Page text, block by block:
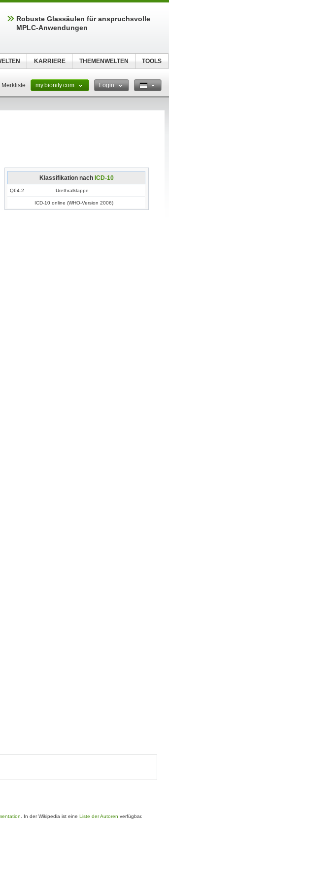
Merkliste my.bionity.com Login
Klassifikation nach ICD-10
Q64.2 Urethralklappe
ICD-10 online (WHO-Version 2006)
. In der Wikipedia ist eine Liste der Autoren verfügbar.
Robuste Glassäulen für anspruchsvolle
MPLC-Anwendungen
KARRIERE THEMENWELTEN TOOLS